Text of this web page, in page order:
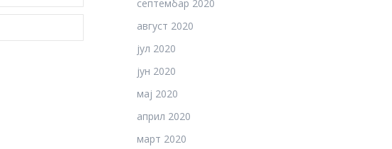
септембар 2020
август 2020
јул 2020
јун 2020
мај 2020
април 2020
март 2020